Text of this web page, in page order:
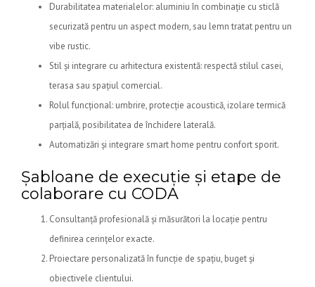
Durabilitatea materialelor: aluminiu în combinație cu sticlă
securizată pentru un aspect modern, sau lemn tratat pentru un
vibe rustic.
Stil și integrare cu arhitectura existentă: respectă stilul casei,
terasa sau spațiul comercial.
Rolul funcțional: umbrire, protecție acoustică, izolare termică
parțială, posibilitatea de închidere laterală.
Automatizări și integrare smart home pentru confort sporit.
Șabloane de execuție și etape de
colaborare cu CODA
Consultanță profesională și măsurători la locație pentru
definirea cerințelor exacte.
Proiectare personalizată în funcție de spațiu, buget și
obiectivele clientului.